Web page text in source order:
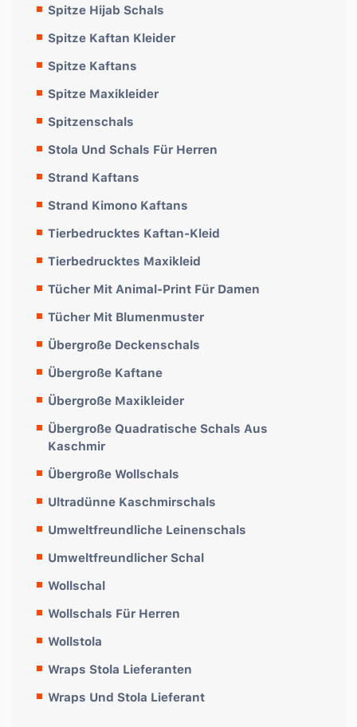
Spitze Hijab Schals
Spitze Kaftan Kleider
Spitze Kaftans
Spitze Maxikleider
Spitzenschals
Stola Und Schals Für Herren
Strand Kaftans
Strand Kimono Kaftans
Tierbedrucktes Kaftan-Kleid
Tierbedrucktes Maxikleid
Tücher Mit Animal-Print Für Damen
Tücher Mit Blumenmuster
Übergroße Deckenschals
Übergroße Kaftane
Übergroße Maxikleider
Übergroße Quadratische Schals Aus
Kaschmir
Übergroße Wollschals
Ultradünne Kaschmirschals
Umweltfreundliche Leinenschals
Umweltfreundlicher Schal
Wollschal
Wollschals Für Herren
Wollstola
Wraps Stola Lieferanten
Wraps Und Stola Lieferant